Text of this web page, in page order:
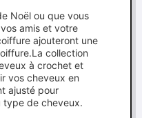
Noël ou que vous
amis et votre
ajouteront une
collection
à crochet et
vos cheveux en
ajusté pour
type de cheveux.